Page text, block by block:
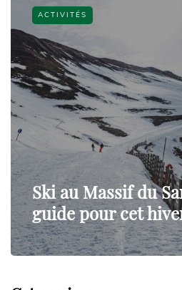
ACTIVITÉS
Ski au Massif du
guide pour cet